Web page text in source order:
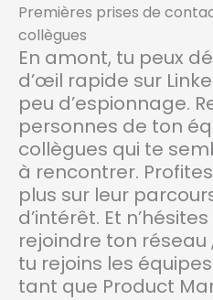
Premières prises de
collègues
En amont, tu peux
d’œil rapide sur
peu d’espionnage.
personnes de ton
collègues qui te
à rencontrer.
plus sur leur
d’intérêt. Et
rejoindre ton
tu rejoins les
tant que Product